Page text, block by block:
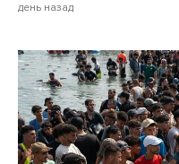
день назад